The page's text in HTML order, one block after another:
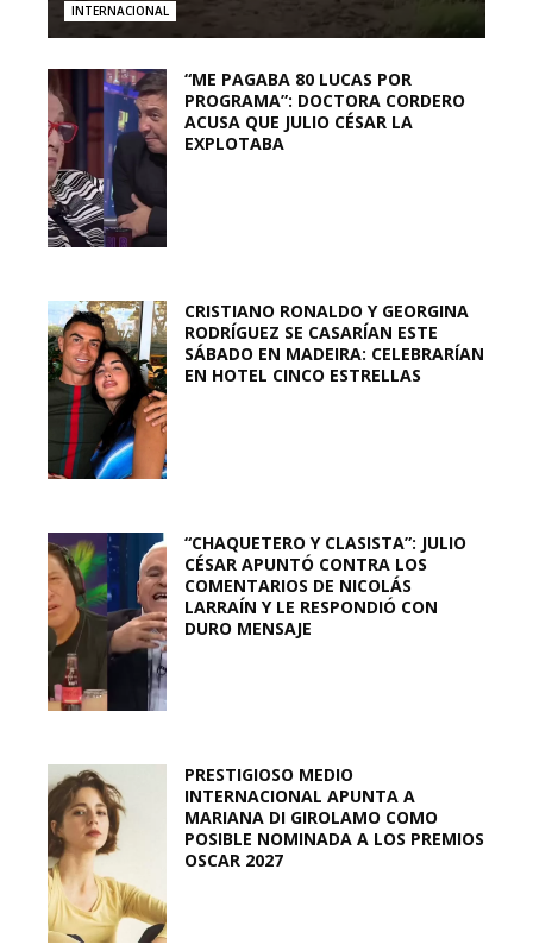
INTERNACIONAL
“ME PAGABA 80 LUCAS POR
PROGRAMA”: DOCTORA CORDERO
ACUSA QUE JULIO CÉSAR LA
EXPLOTABA
CRISTIANO RONALDO Y GEORGINA
RODRÍGUEZ SE CASARÍAN ESTE
SÁBADO EN MADEIRA: CELEBRARÍAN
EN HOTEL CINCO ESTRELLAS
“CHAQUETERO Y CLASISTA”: JULIO
CÉSAR APUNTÓ CONTRA LOS
COMENTARIOS DE NICOLÁS
LARRAÍN Y LE RESPONDIÓ CON
DURO MENSAJE
PRESTIGIOSO MEDIO
INTERNACIONAL APUNTA A
MARIANA DI GIROLAMO COMO
POSIBLE NOMINADA A LOS PREMIOS
OSCAR 2027